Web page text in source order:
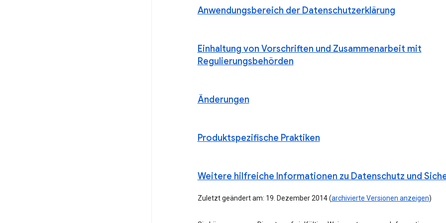
Anwendungsbereich der Datenschutzerklärung
Einhaltung von Vorschriften und Zusammenarbeit mit
Regulierungsbehörden
Änderungen
Produktspezifische Praktiken
Weitere hilfreiche Informationen zu Datenschutz und
Zuletzt geändert am: 19. Dezember 2014 (archivierte Versionen anzeigen)